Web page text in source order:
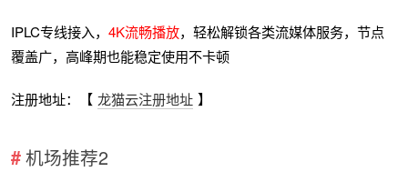
IPLC专线接入，4K流畅播放，轻松解锁各类流媒体服务，节点
覆盖广，高峰期也能稳定使用不卡顿
注册地址：【 龙猫云注册地址 】
机场推荐2